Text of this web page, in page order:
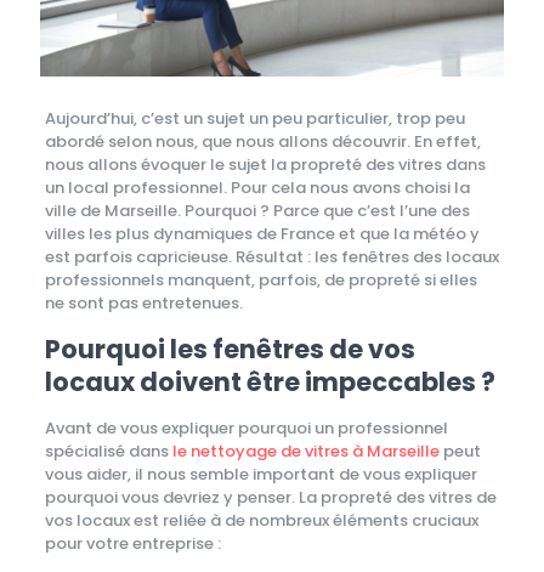
Aujourd’hui, c’est un sujet un peu particulier, trop peu
abordé selon nous, que nous allons découvrir. En effet,
nous allons évoquer le sujet la propreté des vitres dans
un local professionnel. Pour cela nous avons choisi la
ville de Marseille. Pourquoi ? Parce que c’est l’une des
villes les plus dynamiques de France et que la météo y
est parfois capricieuse. Résultat : les fenêtres des locaux
professionnels manquent, parfois, de propreté si elles
ne sont pas entretenues.
Pourquoi les fenêtres de vos
locaux doivent être impeccables ?
Avant de vous expliquer pourquoi un professionnel
spécialisé dans le nettoyage de vitres à Marseillepeut
vous aider, il nous semble important de vous expliquer
pourquoi vous devriez y penser. La propreté des vitres de
vos locaux est reliée à de nombreux éléments cruciaux
pour votre entreprise :